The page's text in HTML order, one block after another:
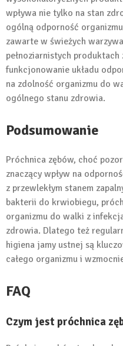
wpływa nie tylko na stan
ogólną odporność
zawarte w świeżych
pełnoziarnistych
funkcjonowanie układu
na zdolność organizmu do
ogólnego stanu zdrowia.
Podsumowanie
Próchnica zębów, choć
znaczący wpływ na
z przewlekłym stanem
bakterii do krwiobiegu,
organizmu do walki z
zdrowia. Dlatego też
higiena jamy ustnej są
całego organizmu i
FAQ
Czym jest próchnica